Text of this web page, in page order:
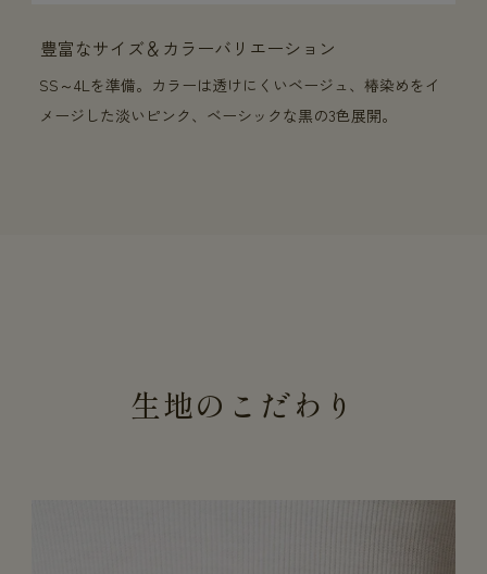
豊富なサイズ＆カラーバリエーション
SS～4Lを準備。カラーは透けにくいベージュ、椿染めをイ
メージした淡いピンク、ベーシックな黒の3色展開。
生地のこだわり